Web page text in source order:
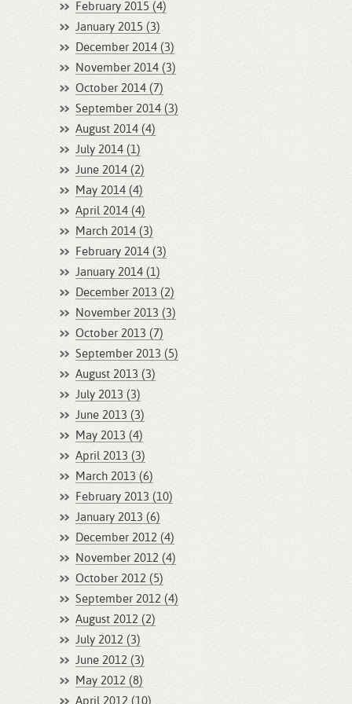
February 2015 (4)
January 2015 (3)
December 2014 (3)
November 2014 (3)
October 2014 (7)
September 2014 (3)
August 2014 (4)
July 2014 (1)
June 2014 (2)
May 2014 (4)
April 2014 (4)
March 2014 (3)
February 2014 (3)
January 2014 (1)
December 2013 (2)
November 2013 (3)
October 2013 (7)
September 2013 (5)
August 2013 (3)
July 2013 (3)
June 2013 (3)
May 2013 (4)
April 2013 (3)
March 2013 (6)
February 2013 (10)
January 2013 (6)
December 2012 (4)
November 2012 (4)
October 2012 (5)
September 2012 (4)
August 2012 (2)
July 2012 (3)
June 2012 (3)
May 2012 (8)
April 2012 (10)